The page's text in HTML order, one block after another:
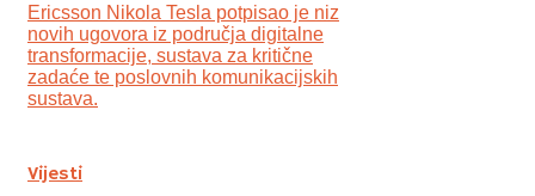
Ericsson Nikola Tesla potpisao je niz
novih ugovora iz područja digitalne
transformacije, sustava za kritične
zadaće te poslovnih komunikacijskih
sustava.
Vijesti